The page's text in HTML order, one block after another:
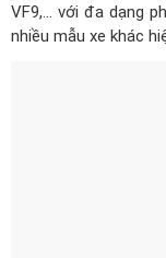
VF9,... với đa dạng
nhiều mẫu xe khác